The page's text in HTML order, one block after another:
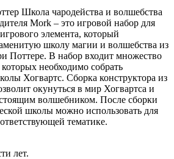
Школа чародейства и волшебства
Mork – это игровой набор для
элемента, который
школу магии и волшебства из
Поттере. В набор входит множество
необходимо собрать
Хогвартс. Сборка конструктора из
окунуться в мир Хогвартса и
волшебником. После сборки
школы можно использовать для
тематике.
лет.